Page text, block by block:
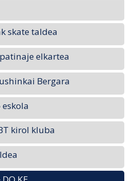
skate taldea
elkartea
Bergara
kirol kluba